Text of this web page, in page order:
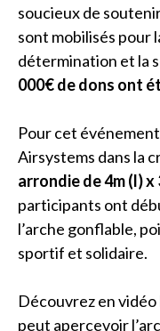
soucieux de
sont mobilisés pour
détermination et la
000€ de dons ont
Pour cet
Airsystems dans la
arrondie de 4m (l) x
participants ont
l’arche gonflable,
sportif et solidaire.
Découvrez en vidéo
peut apercevoir